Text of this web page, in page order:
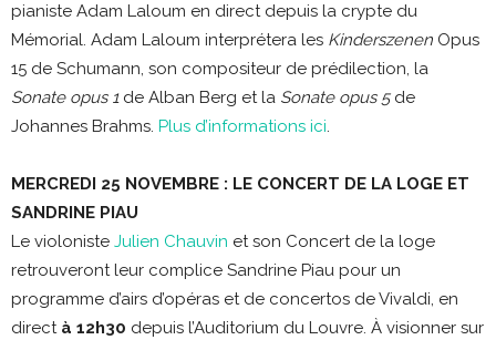
pianiste Adam Laloum en direct depuis la crypte du
Mémorial. Adam Laloum interprétera les Kinderszenen Opus
15 de Schumann, son compositeur de prédilection, la
Sonate opus 1de Alban Berg et la Sonate opus 5de
Johannes Brahms. Plus d’informations ici.
MERCREDI 25 NOVEMBRE : LE CONCERT DE LA LOGE ET
SANDRINE PIAU
Le violoniste Julien Chauvin et son Concert de la loge
retrouveront leur complice Sandrine Piau pour un
programme d’airs d’opéras et de concertos de Vivaldi, en
direct à 12h30 depuis l’Auditorium du Louvre. À visionner sur